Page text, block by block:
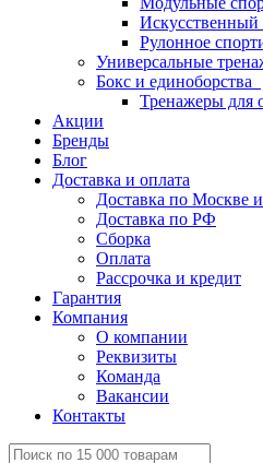
Искусственный
Рулонное
Универсальные
Бокс и единоборства
Тренажеры для
Акции
Бренды
Блог
Доставка и оплата
Доставка по Москве
Доставка по РФ
Сборка
Оплата
Рассрочка и кредит
Гарантия
Компания
О компании
Реквизиты
Команда
Вакансии
Контакты